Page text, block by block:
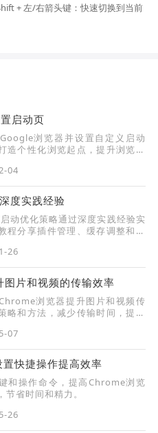
+ 左/右箭头键：快速切换到当前
启动页
浏览器并设置自定义启动
造个性化浏览起点，提升浏览效
04
度实践经验
动优化策略通过深度实践经验实
程分享插件管理、缓存调整和系
26
片和视频的传输效率
浏览器提升图片和视频传
略和方法，减少传输时间，提高
07
快捷操作提高效率
和操作命令，提高Chrome浏览
省时间和精力。
26